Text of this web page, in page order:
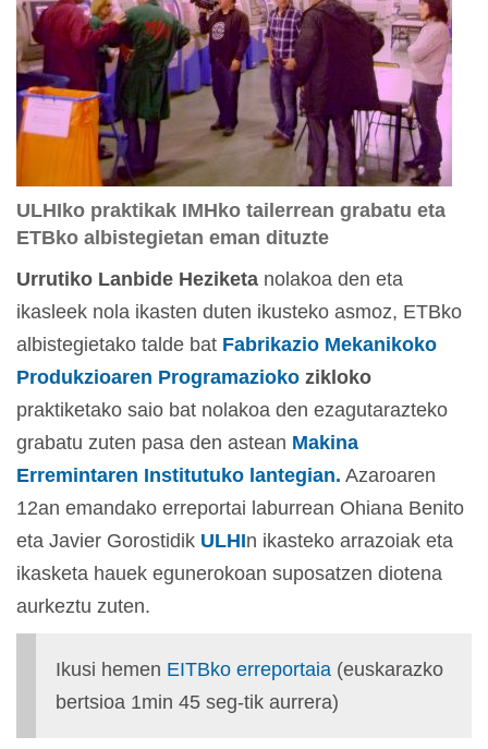
ULHIko praktikak IMHko tailerrean grabatu eta
ETBko albistegietan eman dituzte
Urrutiko Lanbide Heziketa nolakoa den eta
ikasleek nola ikasten duten ikusteko asmoz, ETBko
albistegietako talde bat Fabrikazio Mekanikoko
Produkzioaren Programazioko zikloko
praktiketako saio bat nolakoa den ezagutarazteko
grabatu zuten pasa den astean Makina
Erremintaren Institutuko lantegian. Azaroaren
12an emandako erreportai laburrean Ohiana Benito
eta Javier Gorostidik ULHIn ikasteko arrazoiak eta
ikasketa hauek egunerokoan suposatzen diotena
aurkeztu zuten.
Ikusi hemen EITBko erreportaia (euskarazko
bertsioa 1min 45 seg-tik aurrera)